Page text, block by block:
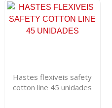
Hastes flexiveis safety
cotton line 45 unidades